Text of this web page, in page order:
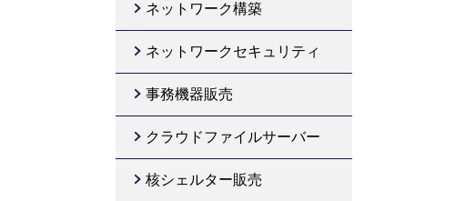
ネットワーク構築
ネットワークセキュリティ
事務機器販売
クラウドファイルサーバー
核シェルター販売